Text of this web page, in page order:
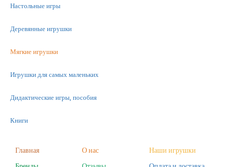
Настольные игры
Деревянные игрушки
Мягкие игрушки
Игрушки для самых маленьких
Дидактические игры, пособия
Книги
Главная О нас
Наши игрушки